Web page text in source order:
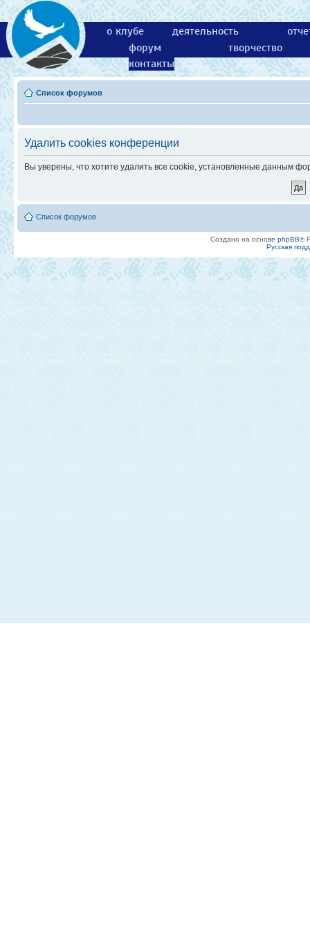
о клубе деятельность
форум
творчество
контакты
Список форумов
Удалить cookies конференции
Вы уверены, что хотите удалить все cookie, установленные данным
Список форумов
Создано на основе phpBB®
Русская